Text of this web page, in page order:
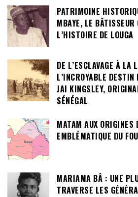
PATRIMOINE
MBAYE, LE BÂTISSEUR
L’HISTOIRE DE LOUGA
DE L’ESCLAVAGE À LA
L’INCROYABLE DESTIN
JAI KINGSLEY,
SÉNÉGAL
MATAM AUX ORIGINES
EMBLÉMATIQUE DU
MARIAMA BÂ : UNE
TRAVERSE LES